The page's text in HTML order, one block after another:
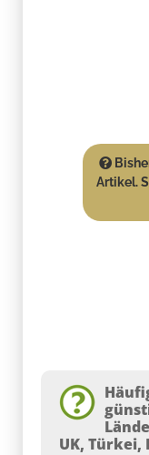
Artikel.
UK, Türkei,